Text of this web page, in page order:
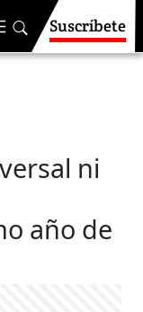
Suscríbete
ni
año de